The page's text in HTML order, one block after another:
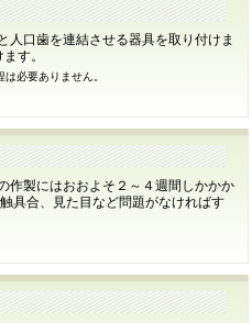
人口歯を連結させる器具を取り付けま
す。
必要ありません。
作製にはおおよそ２～４週間しかかか
具合、見た目など問題がなければす